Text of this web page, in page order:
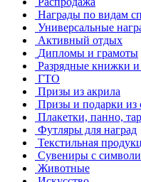
Награды по видам
Универсальные
Активный отдых
Дипломы и грамоты
Разрядные книжки и
ГТО
Призы из акрила
Призы и подарки из
Плакетки, панно,
Футляры для наград
Текстильная
Сувениры с
Животные